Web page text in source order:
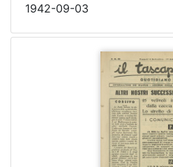
1942-09-03